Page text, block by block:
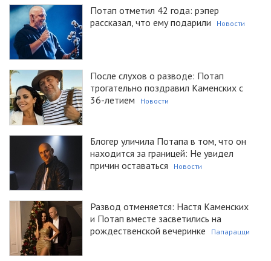
Потап отметил 42 года: рэпер
рассказал, что ему подарили
Новости
После слухов о разводе: Потап
трогательно поздравил Каменских с
36-летием
Новости
Блогер уличила Потапа в том, что он
находится за границей: Не увидел
причин оставаться
Новости
Развод отменяется: Настя Каменских
и Потап вместе засветились на
рождественской вечеринке
Папарацци